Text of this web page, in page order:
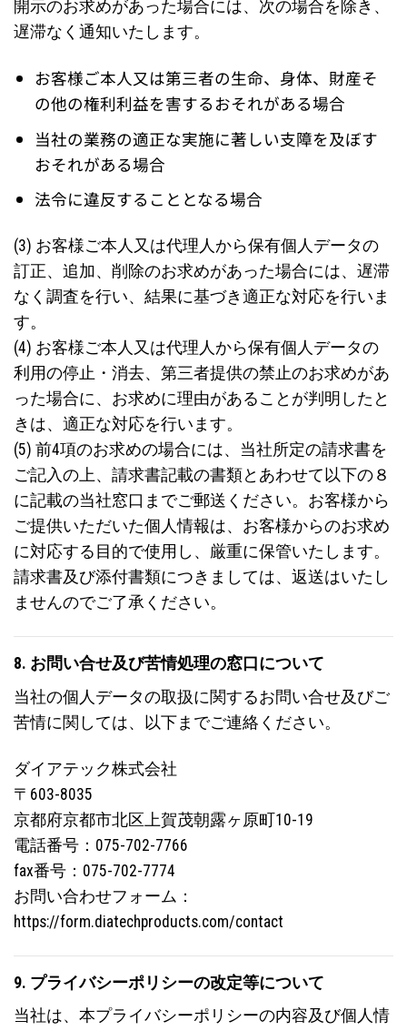
開示のお求めがあった場合には、次の場合を除き、
遅滞なく通知いたします。
お客様ご本人又は第三者の生命、身体、財産そ
の他の権利利益を害するおそれがある場合
当社の業務の適正な実施に著しい支障を及ぼす
おそれがある場合
法令に違反することとなる場合
(3) お客様ご本人又は代理人から保有個人データの
訂正、追加、削除のお求めがあった場合には、遅滞
なく調査を行い、結果に基づき適正な対応を行いま
す。
(4) お客様ご本人又は代理人から保有個人データの
利用の停止・消去、第三者提供の禁止のお求めがあ
った場合に、お求めに理由があることが判明したと
きは、適正な対応を行います。
(5) 前4項のお求めの場合には、当社所定の請求書を
ご記入の上、請求書記載の書類とあわせて以下の８
に記載の当社窓口までご郵送ください。お客様から
ご提供いただいた個人情報は、お客様からのお求め
に対応する目的で使用し、厳重に保管いたします。
請求書及び添付書類につきましては、返送はいたし
ませんのでご了承ください。
8. お問い合せ及び苦情処理の窓口について
当社の個人データの取扱に関するお問い合せ及びご
苦情に関しては、以下までご連絡ください。
ダイアテック株式会社
〒603-8035
京都府京都市北区上賀茂朝露ヶ原町10-19
電話番号：075-702-7766
fax番号：075-702-7774
お問い合わせフォーム：
https://form.diatechproducts.com/contact
9. プライバシーポリシーの改定等について
当社は、本プライバシーポリシーの内容及び個人情